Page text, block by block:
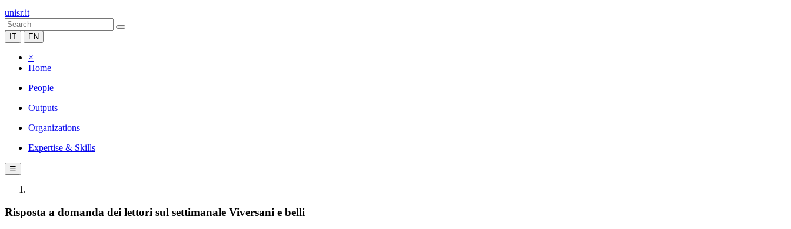
unisr.it
IT EN
×
Home
People
Outputs
Organizations
Expertise & Skills
☰
Risposta a domanda dei lettori sul settimanale Viversani e belli